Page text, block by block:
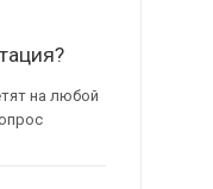
на любой